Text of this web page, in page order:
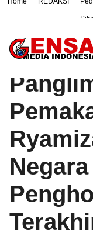
# Bandung
Beranda/Berita